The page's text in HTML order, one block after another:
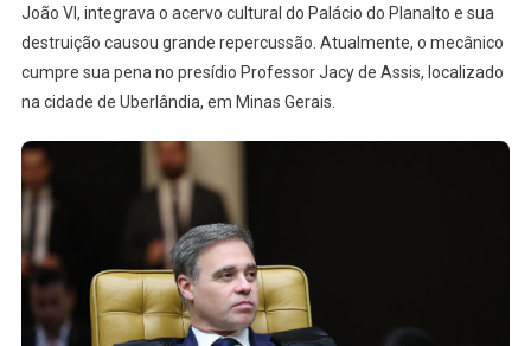
João VI, integrava o acervo cultural do Palácio do Planalto e sua
destruição causou grande repercussão. Atualmente, o mecânico
cumpre sua pena no presídio Professor Jacy de Assis, localizado
na cidade de Uberlândia, em Minas Gerais.